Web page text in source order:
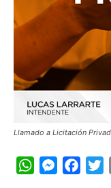
Llamado a Licitación
WhatsApp